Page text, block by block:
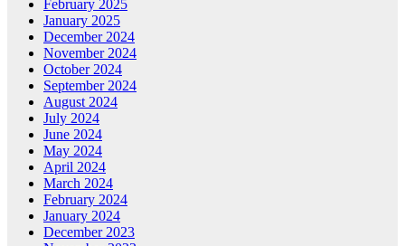
February 2025
January 2025
December 2024
November 2024
October 2024
September 2024
August 2024
July 2024
June 2024
May 2024
April 2024
March 2024
February 2024
January 2024
December 2023